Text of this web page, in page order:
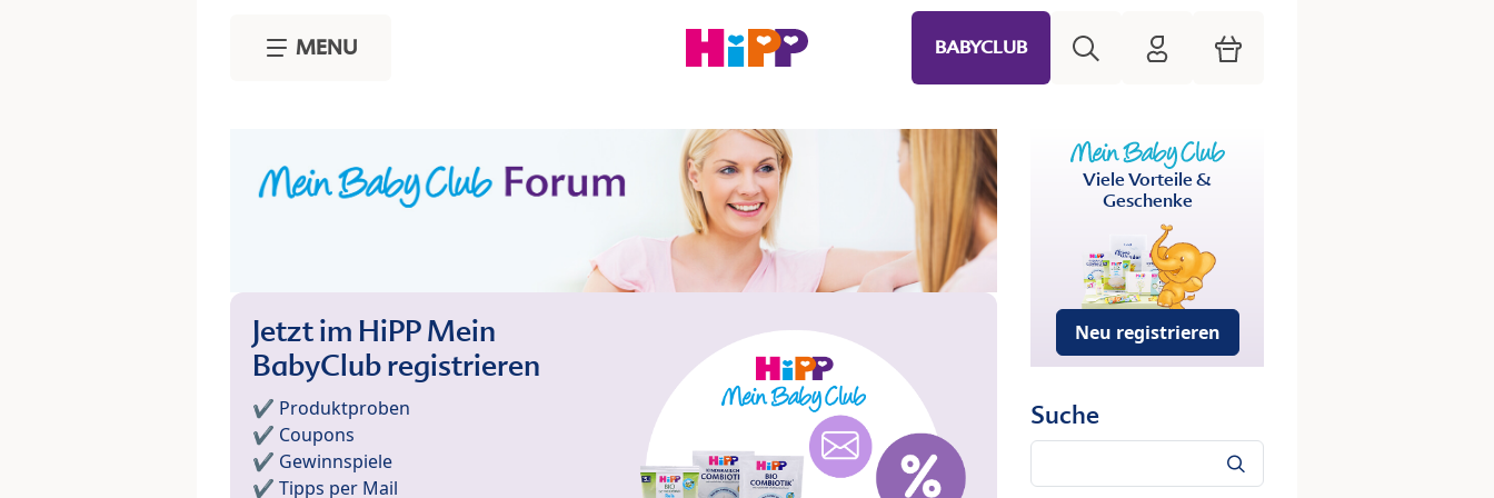
MENU BABYCLUB HiPP Mein Babyclub
Warenkorb
Jetzt im HiPP Mein
BabyClub registrieren
✔️ Produktproben
✔️ Coupons
✔️ Gewinnspiele
✔️ Tipps per Mail
Viele Vorteile &
Geschenke
Neu registrieren
Suche